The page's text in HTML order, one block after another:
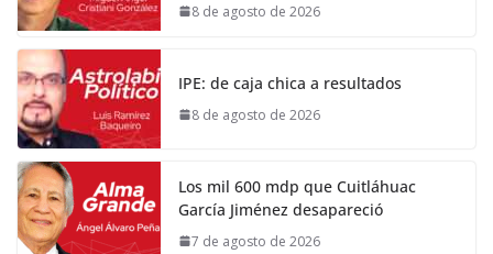
8 de agosto de 2026
IPE: de caja chica a resultados
8 de agosto de 2026
Los mil 600 mdp que Cuitláhuac
García Jiménez desapareció
7 de agosto de 2026